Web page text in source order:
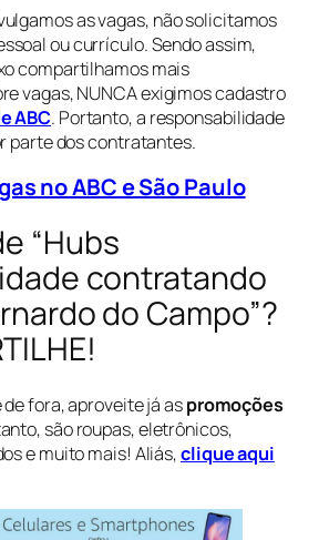
as vagas, não solicitamos
ou currículo. Sendo assim,
compartilhamos mais
vagas, NUNCA exigimos cadastro
ABC. Portanto, a responsabilidade
parte dos contratantes.
no ABC e São Paulo
“Hubs
contratando
do Campo”?
fora, aproveite já aspromoções
são roupas, eletrônicos,
e muito mais! Aliás,clique aqui